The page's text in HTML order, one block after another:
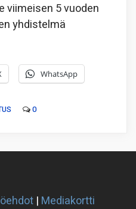
viimeisen 5 vuoden
yhdistelmä
WhatsApp
0
| Mediakortti